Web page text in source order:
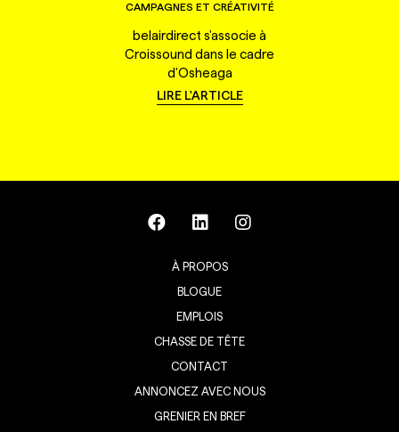
CAMPAGNES ET CRÉATIVITÉ
belairdirect s'associe à
Croissound dans le cadre
d'Osheaga
LIRE L'ARTICLE
À PROPOS
BLOGUE
EMPLOIS
CHASSE DE TÊTE
CONTACT
ANNONCEZ AVEC NOUS
GRENIER EN BREF